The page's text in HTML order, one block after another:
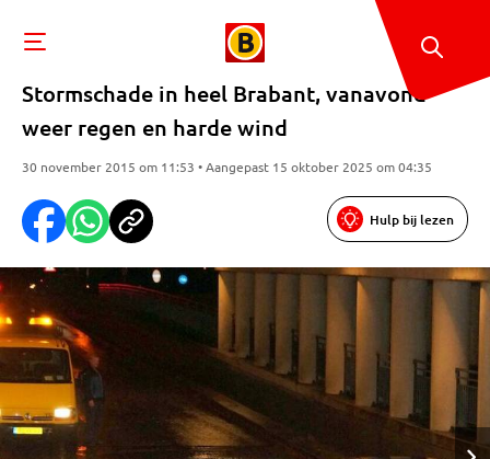
Stormschade in heel Brabant, vanavond
weer regen en harde wind
30 november 2015 om 11:53 • Aangepast 15 oktober 2025 om 04:35
Hulp bij lezen